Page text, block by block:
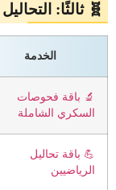
🧬 ثالثًا:
الخدمة
🔬 باقة فحوصات
السكري الشاملة
💪 باقة تحاليل
الرياضيين